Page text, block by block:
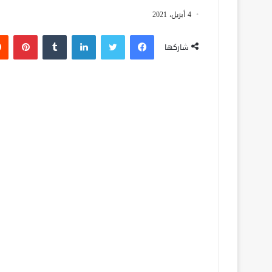
4 أبريل، 2021
شاركها
فيسبوك لينكدإن بينتيريست